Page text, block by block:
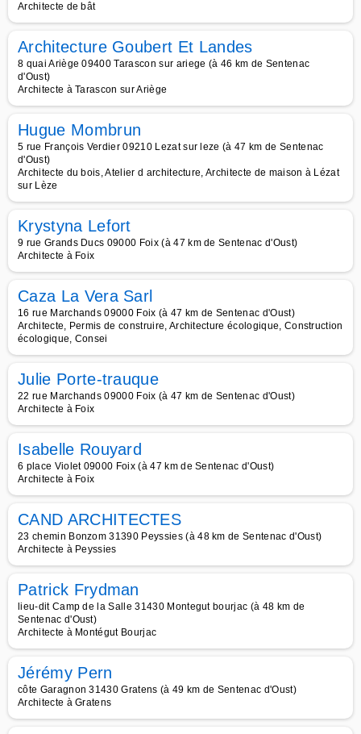
Architecte de bât
Architecture Goubert Et Landes
8 quai Ariège 09400 Tarascon sur ariege (à 46 km de Sentenac
d'Oust)
Architecte à Tarascon sur Ariège
Hugue Mombrun
5 rue François Verdier 09210 Lezat sur leze (à 47 km de Sentenac
d'Oust)
Architecte du bois, Atelier d architecture, Architecte de maison à Lézat
sur Lèze
Krystyna Lefort
9 rue Grands Ducs 09000 Foix (à 47 km de Sentenac d'Oust)
Architecte à Foix
Caza La Vera Sarl
16 rue Marchands 09000 Foix (à 47 km de Sentenac d'Oust)
Architecte, Permis de construire, Architecture écologique, Construction
écologique, Consei
Julie Porte-trauque
22 rue Marchands 09000 Foix (à 47 km de Sentenac d'Oust)
Architecte à Foix
Isabelle Rouyard
6 place Violet 09000 Foix (à 47 km de Sentenac d'Oust)
Architecte à Foix
CAND ARCHITECTES
23 chemin Bonzom 31390 Peyssies (à 48 km de Sentenac d'Oust)
Architecte à Peyssies
Patrick Frydman
lieu-dit Camp de la Salle 31430 Montegut bourjac (à 48 km de
Sentenac d'Oust)
Architecte à Montégut Bourjac
Jérémy Pern
côte Garagnon 31430 Gratens (à 49 km de Sentenac d'Oust)
Architecte à Gratens